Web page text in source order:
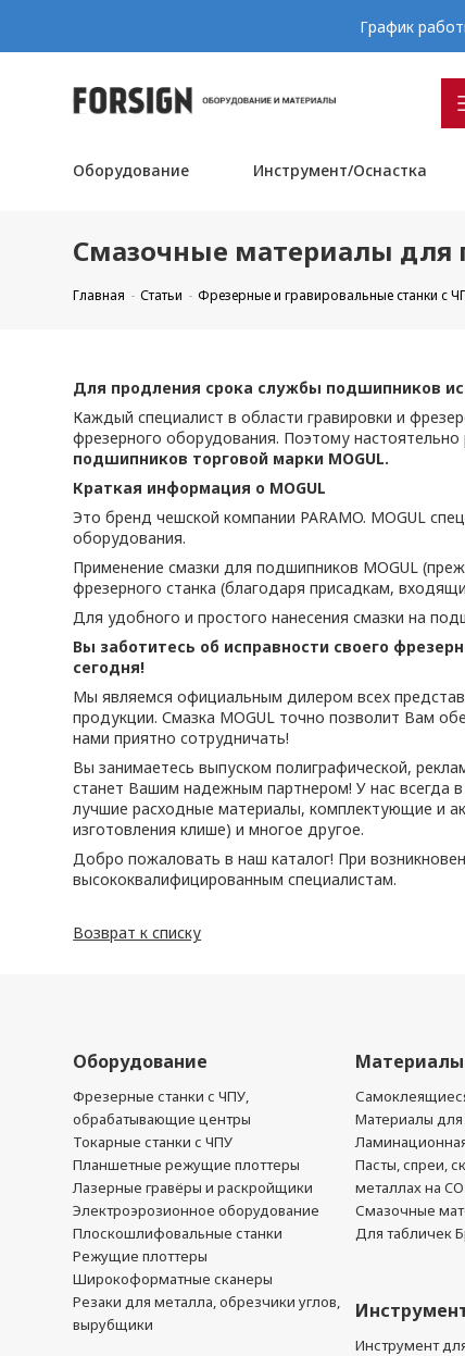
График
Оборудование Инструмент/Оснастка
Смазочные материалы
Главная Статьи Фрезерные и гравировальные станки с
Для продления срока службы подшипников
Каждый специалист в области гравировки и
фрезерного оборудования. Поэтому
подшипников торговой марки MOGUL.
Краткая информация о MOGUL
Это бренд чешской компании PARAMO. MOGUL
оборудования.
Применение смазки для подшипников MOGUL
фрезерного станка (благодаря присадкам,
Для удобного и простого нанесения смазки на
Вы заботитесь об исправности своего
сегодня!
Мы являемся официальным дилером всех
продукции. Смазка MOGUL точно позволит Вам
нами приятно сотрудничать!
Вы занимаетесь выпуском полиграфической,
станет Вашим надежным партнером! У нас всегда
лучшие расходные материалы, комплектующие и
изготовления клише) и многое другое.
Добро пожаловать в наш каталог! При
высококвалифицированным специалистам.
Возврат к списку
Оборудование
Фрезерные станки с ЧПУ,
обрабатывающие центры
Токарные станки с ЧПУ
Планшетные режущие плоттеры
Лазерные гравёры и раскройщики
Электроэрозионное оборудование
Плоскошлифовальные станки
Режущие плоттеры
Широкоформатные сканеры
Резаки для металла, обрезчики углов,
вырубщики
Материалы
Материалы для
Пасты, спреи,
металлах на
Смазочные
Для табличек
Инструмент